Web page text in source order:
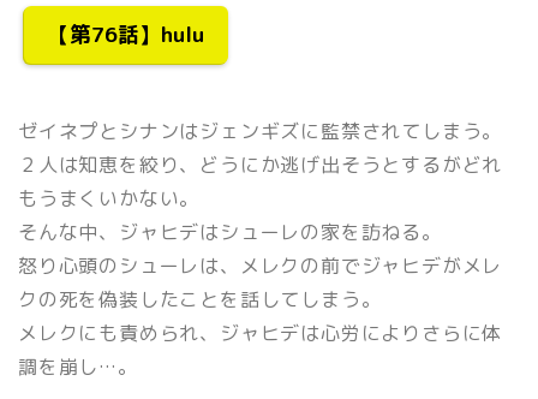
【第76話】hulu
ゼイネプとシナンはジェンギズに監禁されてしまう。
２人は知恵を絞り、どうにか逃げ出そうとするがどれ
もうまくいかない。
そんな中、ジャヒデはシューレの家を訪ねる。
怒り心頭のシューレは、メレクの前でジャヒデがメレ
クの死を偽装したことを話してしまう。
メレクにも責められ、ジャヒデは心労によりさらに体
調を崩し…。